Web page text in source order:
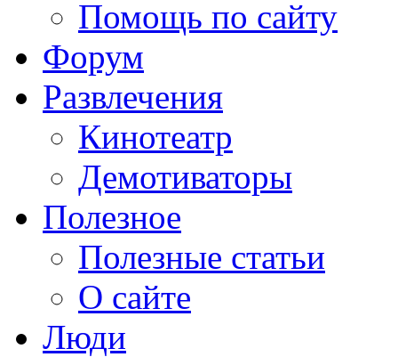
Помощь по сайту
Форум
Развлечения
Кинотеатр
Демотиваторы
Полезное
Полезные статьи
О сайте
Люди